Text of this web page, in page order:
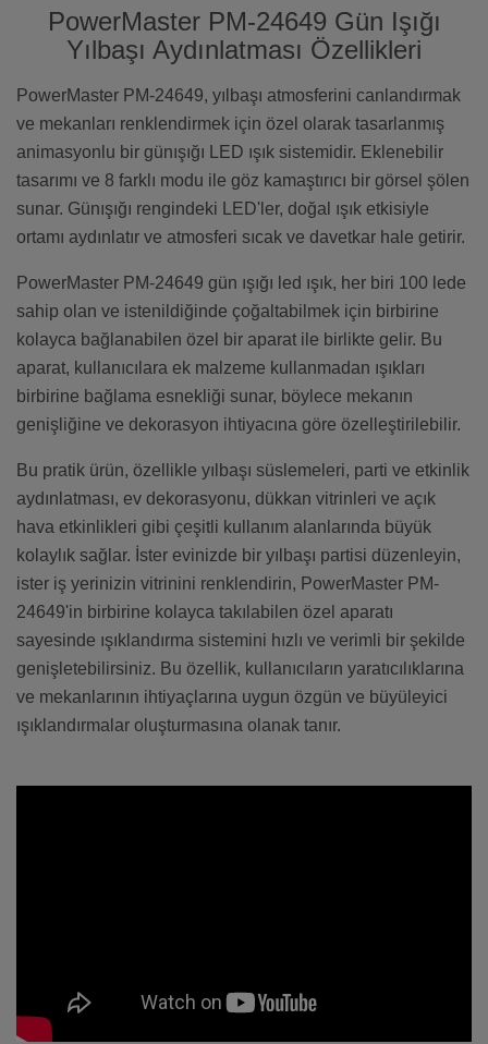
PowerMaster PM-24649 Gün Işığı
Yılbaşı Aydınlatması Özellikleri
PowerMaster PM-24649, yılbaşı atmosferini canlandırmak
ve mekanları renklendirmek için özel olarak tasarlanmış
animasyonlu bir günışığı LED ışık sistemidir. Eklenebilir
tasarımı ve 8 farklı modu ile göz kamaştırıcı bir görsel şölen
sunar. Günışığı rengindeki LED'ler, doğal ışık etkisiyle
ortamı aydınlatır ve atmosferi sıcak ve davetkar hale getirir.
PowerMaster PM-24649 gün ışığı led ışık, her biri 100 lede
sahip olan ve istenildiğinde çoğaltabilmek için birbirine
kolayca bağlanabilen özel bir aparat ile birlikte gelir. Bu
aparat, kullanıcılara ek malzeme kullanmadan ışıkları
birbirine bağlama esnekliği sunar, böylece mekanın
genişliğine ve dekorasyon ihtiyacına göre özelleştirilebilir.
Bu pratik ürün, özellikle yılbaşı süslemeleri, parti ve etkinlik
aydınlatması, ev dekorasyonu, dükkan vitrinleri ve açık
hava etkinlikleri gibi çeşitli kullanım alanlarında büyük
kolaylık sağlar. İster evinizde bir yılbaşı partisi düzenleyin,
ister iş yerinizin vitrinini renklendirin, PowerMaster PM-
24649'in birbirine kolayca takılabilen özel aparatı
sayesinde ışıklandırma sistemini hızlı ve verimli bir şekilde
genişletebilirsiniz. Bu özellik, kullanıcıların yaratıcılıklarına
ve mekanlarının ihtiyaçlarına uygun özgün ve büyüleyici
ışıklandırmalar oluşturmasına olanak tanır.